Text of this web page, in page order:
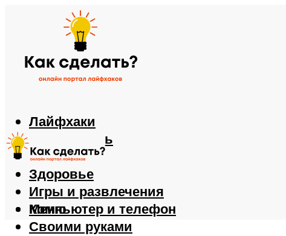
Лайфхаки
Автомобиль
Еда
Здоровье
Игры и развлечения
Компьютер и телефон
Своими руками
Меню